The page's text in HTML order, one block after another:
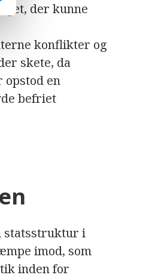
der kunne
konflikter og
skete, da
en
befriet
statsstruktur i
imod, som
inden for